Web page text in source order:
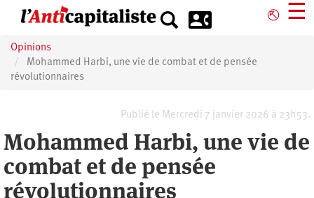
principal
⎋ ☰
Opinions
Mohammed Harbi, une vie de combat et de pensée
révolutionnaires
Publié le Mercredi 7 janvier 2026 à 23h53.
Mohammed Harbi, une vie de
combat et de pensée
révolutionnaires